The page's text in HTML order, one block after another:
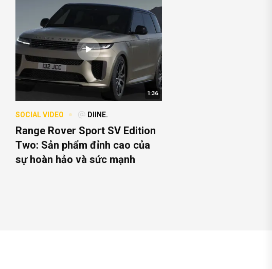
1:36
SOCIAL VIDEO DIINE.
Range Rover Sport SV Edition
Two: Sản phẩm đỉnh cao của
sự hoàn hảo và sức mạnh